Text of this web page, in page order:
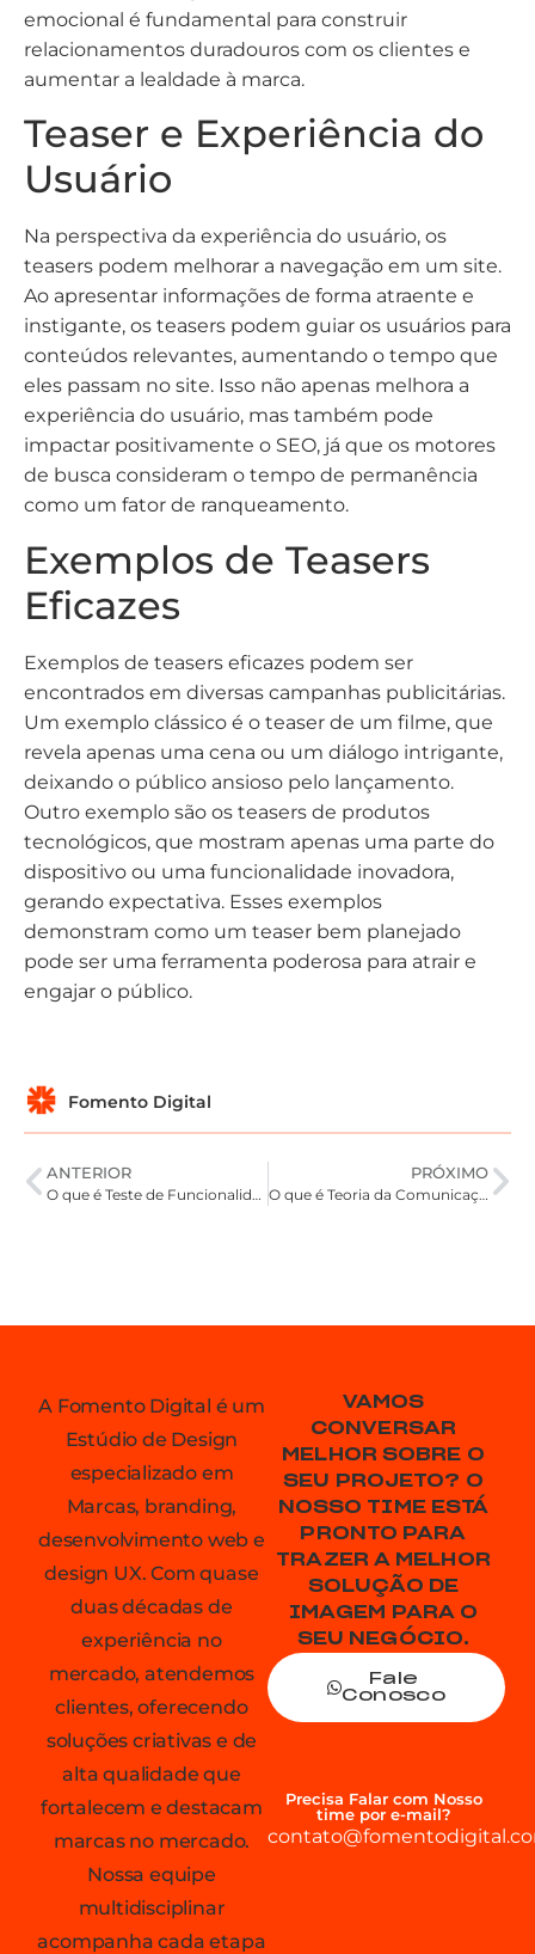
emocional é fundamental para construir
relacionamentos duradouros com os clientes e
aumentar a lealdade à marca.
Teaser e Experiência do
Usuário
Na perspectiva da experiência do usuário, os
teasers podem melhorar a navegação em um site.
Ao apresentar informações de forma atraente e
instigante, os teasers podem guiar os usuários para
conteúdos relevantes, aumentando o tempo que
eles passam no site. Isso não apenas melhora a
experiência do usuário, mas também pode
impactar positivamente o SEO, já que os motores
de busca consideram o tempo de permanência
como um fator de ranqueamento.
Exemplos de Teasers
Eficazes
Exemplos de teasers eficazes podem ser
encontrados em diversas campanhas publicitárias.
Um exemplo clássico é o teaser de um filme, que
revela apenas uma cena ou um diálogo intrigante,
deixando o público ansioso pelo lançamento.
Outro exemplo são os teasers de produtos
tecnológicos, que mostram apenas uma parte do
dispositivo ou uma funcionalidade inovadora,
gerando expectativa. Esses exemplos
demonstram como um teaser bem planejado
pode ser uma ferramenta poderosa para atrair e
engajar o público.
Fomento Digital
ANTERIOR
O que é Teste de Funcionalidade
PRÓXIMO
O que é Teoria da Comunicação
A Fomento Digital é um
Estúdio de Design
especializado em
Marcas, branding,
desenvolvimento web e
design UX. Com quase
duas décadas de
experiência no
mercado, atendemos
clientes, oferecendo
soluções criativas e de
alta qualidade que
fortalecem e destacam
marcas no mercado.
Nossa equipe
multidisciplinar
acompanha cada etapa
VAMOS
CONVERSAR
MELHOR SOBRE O
SEU PROJETO? O
NOSSO TIME ESTÁ
PRONTO PARA
TRAZER A MELHOR
SOLUÇÃO DE
IMAGEM PARA O
SEU NEGÓCIO.
Fale
Conosco
Precisa Falar com Nosso
time por e-mail?